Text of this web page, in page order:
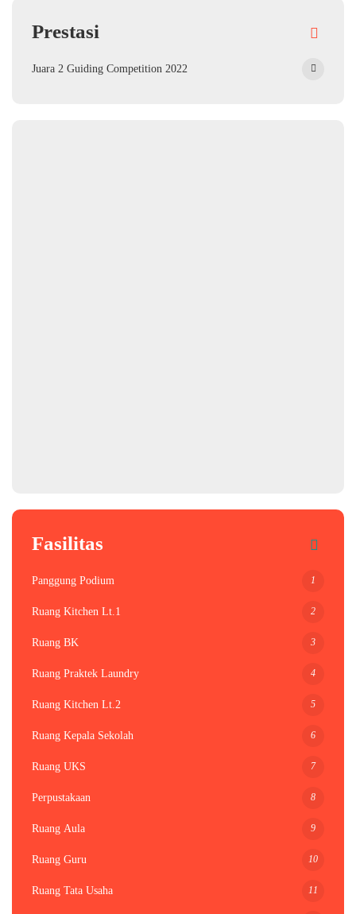
Prestasi
Juara 2 Guiding Competition 2022
Fasilitas
Panggung Podium 1
Ruang Kitchen Lt.1 2
Ruang BK 3
Ruang Praktek Laundry 4
Ruang Kitchen Lt.2 5
Ruang Kepala Sekolah 6
Ruang UKS 7
Perpustakaan 8
Ruang Aula 9
Ruang Guru 10
Ruang Tata Usaha 11